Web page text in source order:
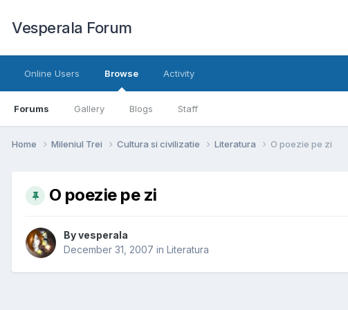
Vesperala Forum
Online Users Browse
Forums Gallery Blogs Staff
Activity
Home Mileniul Trei Cultura si civilizatie Literatura O poezie pe zi
O poezie pe zi
Byvesperala
December 31, 2007 in Literatura